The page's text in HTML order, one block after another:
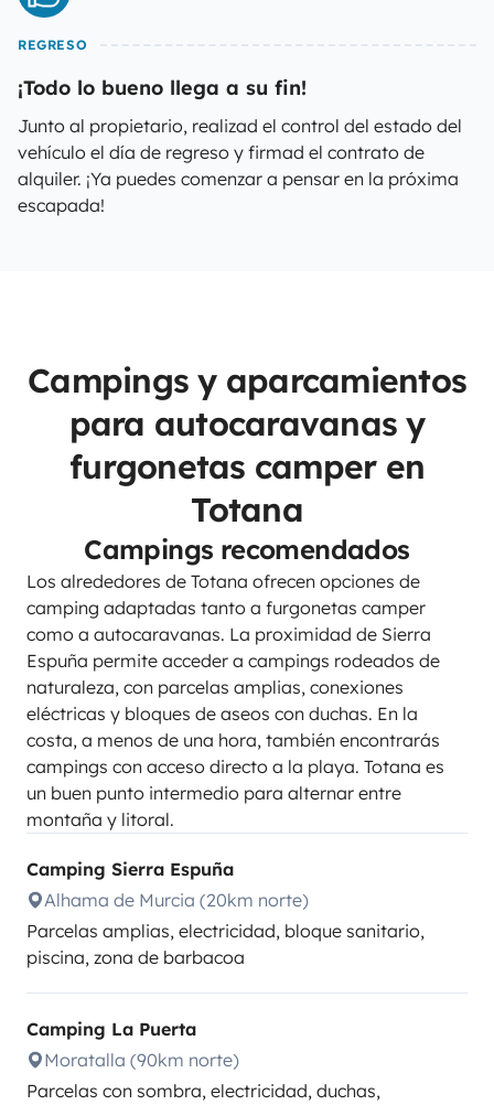
REGRESO
¡Todo lo bueno llega a su fin!
Junto al propietario, realizad el control del estado del
vehículo el día de regreso y firmad el contrato de
alquiler. ¡Ya puedes comenzar a pensar en la próxima
escapada!
Campings y aparcamientos
para autocaravanas y
furgonetas camper en
Totana
Campings recomendados
Los alrededores de Totana ofrecen opciones de
camping adaptadas tanto a furgonetas camper
como a autocaravanas. La proximidad de Sierra
Espuña permite acceder a campings rodeados de
naturaleza, con parcelas amplias, conexiones
eléctricas y bloques de aseos con duchas. En la
costa, a menos de una hora, también encontrarás
campings con acceso directo a la playa. Totana es
un buen punto intermedio para alternar entre
montaña y litoral.
Camping Sierra Espuña
Alhama de Murcia (20km norte)
Parcelas amplias, electricidad, bloque sanitario,
piscina, zona de barbacoa
Camping La Puerta
Moratalla (90km norte)
Parcelas con sombra, electricidad, duchas,